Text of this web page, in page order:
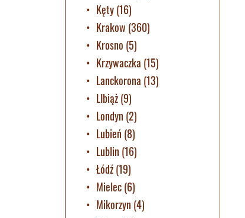
Kęty(16)
Krakow (360)
Krosno (5)
Krzywaczka (15)
Lanckorona (13)
LIbiąż(9)
Londyn (2)
Lubień (8)
Lublin (16)
Łódź(19)
Mielec(6)
Mikorzyn (4)